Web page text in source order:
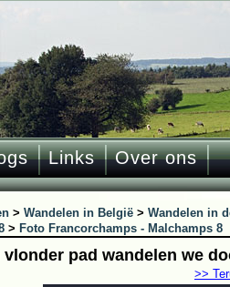
Links Over ons
> Wandelen in België > Wandelen in
> Foto Francorchamps - Malchamps 8
vlonder pad wandelen we
>>